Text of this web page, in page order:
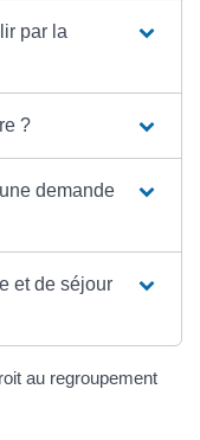
par la
?
demande
et de séjour
au regroupement